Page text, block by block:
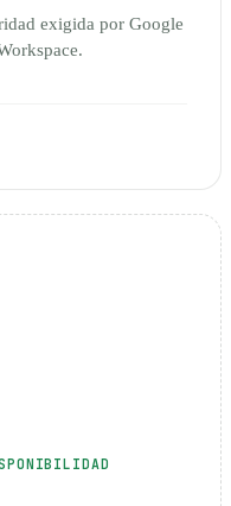
exigida por Google